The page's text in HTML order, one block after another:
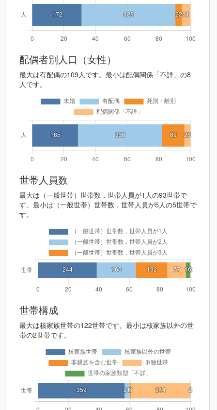
配偶者別人口（女性）
最大は有配偶の109人です。最小は配偶関係「不詳」の8
人です。
世帯人員数
最大は（一般世帯）世帯数，世帯人員が1人の93世帯で
す。最小は（一般世帯）世帯数，世帯人員が5人の5世帯で
す。
世帯構成
最大は核家族世帯の122世帯です。最小は核家族以外の世
帯の2世帯です。